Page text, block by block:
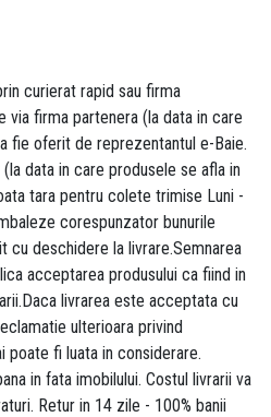
curierat rapid sau firma
via firma partenera (la data in care
fie oferit de reprezentantul e-Baie.
data in care produsele se afla in
tara pentru colete trimise Luni -
corespunzator bunurile
deschidere la livrare.Semnarea
acceptarea produsului ca fiind in
livrarea este acceptata cu
ulterioara privind
poate fi luata in considerare.
in fata imobilului. Costul livrarii va
Retur in 14 zile - 100% banii